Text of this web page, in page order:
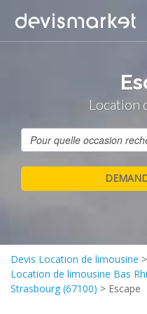
Location
Devis Location de limousine >
Location de limousine Bas
Strasbourg (67100) > Escape